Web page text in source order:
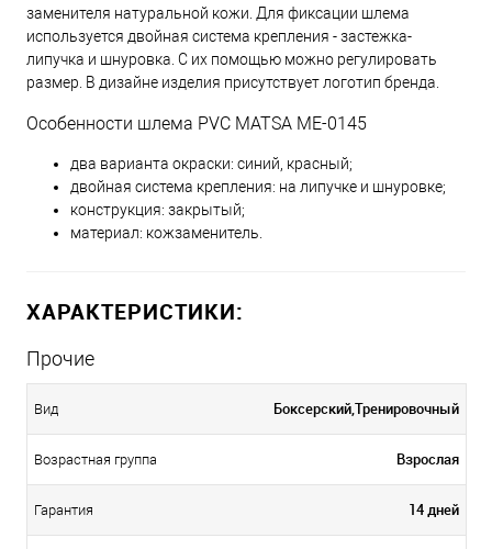
заменителя натуральной кожи. Для фиксации шлема
используется двойная система крепления - застежка-
липучка и шнуровка. С их помощью можно регулировать
размер. В дизайне изделия присутствует логотип бренда.
Особенности шлема PVC MATSA ME-0145
два варианта окраски: синий, красный;
двойная система крепления: на липучке и шнуровке;
конструкция: закрытый;
материал: кожзаменитель.
ХАРАКТЕРИСТИКИ:
Прочие
Вид Боксерский,Тренировочный
Возрастная группа Взрослая
Гарантия 14 дней